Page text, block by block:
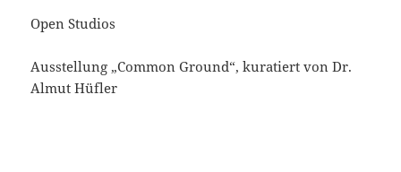
Open Studios
Ausstellung „Common Ground“, kuratiert von Dr.
Almut Hüfler